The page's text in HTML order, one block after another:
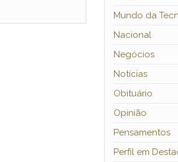
Mundo da
Nacional
Negócios
Notícias
Obituário
Opinião
Pensamentos
Perfil em